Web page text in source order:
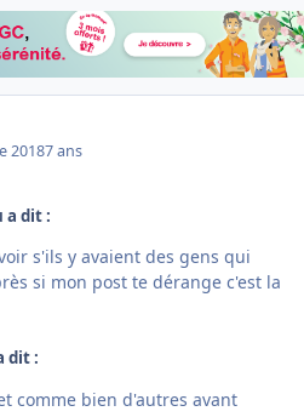
20187 ans
a dit :
s'ils y avaient des gens qui
si mon post te dérange c'est la
dit :
comme bien d'autres avant